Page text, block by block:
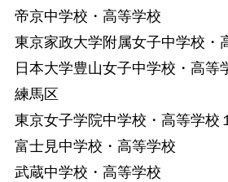
帝京中学校・高等学校
東京家政大学附属女子中学校・
日本大学豊山女子中学校・高等
練馬区
東京女子学院中学校・高等学校
富士見中学校・高等学校
武蔵中学校・高等学校